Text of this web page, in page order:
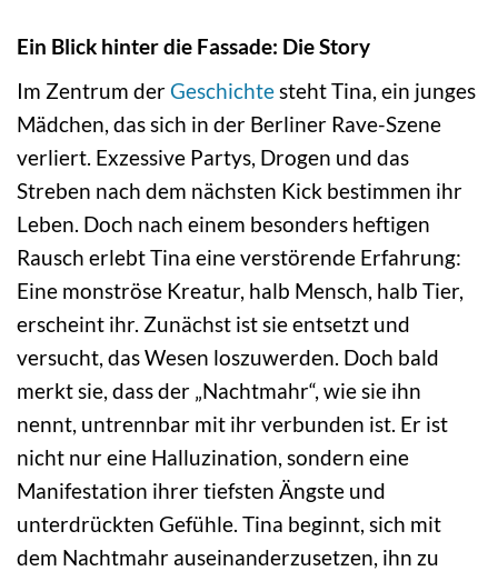
Ein Blick hinter die Fassade: Die Story
Im Zentrum derGeschichtesteht Tina, ein junges
Mädchen, das sich in der Berliner Rave-Szene
verliert. Exzessive Partys, Drogen und das
Streben nach dem nächsten Kick bestimmen ihr
Leben. Doch nach einem besonders heftigen
Rausch erlebt Tina eine verstörende Erfahrung:
Eine monströse Kreatur, halb Mensch, halb Tier,
erscheint ihr. Zunächst ist sie entsetzt und
versucht, das Wesen loszuwerden. Doch bald
merkt sie, dass der „Nachtmahr“, wie sie ihn
nennt, untrennbar mit ihr verbunden ist. Er ist
nicht nur eine Halluzination, sondern eine
Manifestation ihrer tiefsten Ängste und
unterdrückten Gefühle. Tina beginnt, sich mit
dem Nachtmahr auseinanderzusetzen, ihn zu